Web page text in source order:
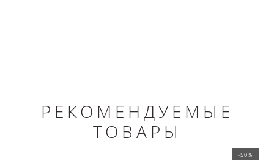
РЕКОМЕНДУЕМЫЕ
ТОВАРЫ
-50%